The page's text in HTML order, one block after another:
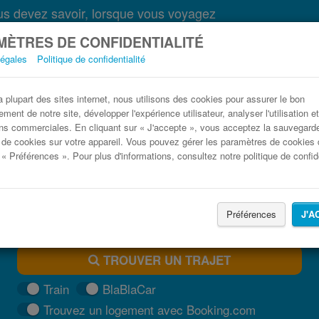
DE CONFIDENTIALITÉ
Politique de confidentialité
plupart des sites internet, nous utilisons des cookies pour assurer le bon
de notre site, développer l'expérience utilisateur, analyser l'utilisation
commerciales. En cliquant sur « J'accepte », vous acceptez la
cookies sur votre appareil. Vous pouvez gérer les paramètres de cookies
Préférences ». Pour plus d'informations, consultez notre politique de
Préférences
devez savoir, lorsque vous voyagez
Bus Pinsk pas cher
Trouvez votre billet de bus moins cher
TROUVER UN TRAJET
Train
BlaBlaCar
Trouvez un logement avec Booking.com